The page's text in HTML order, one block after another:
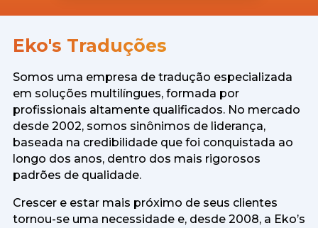
Eko's Traduções
Somos uma empresa de tradução especializada
em soluções multilíngues, formada por
profissionais altamente qualificados. No mercado
desde 2002, somos sinônimos de liderança,
baseada na credibilidade que foi conquistada ao
longo dos anos, dentro dos mais rigorosos
padrões de qualidade.
Crescer e estar mais próximo de seus clientes
tornou-se uma necessidade e, desde 2008, a Eko’s